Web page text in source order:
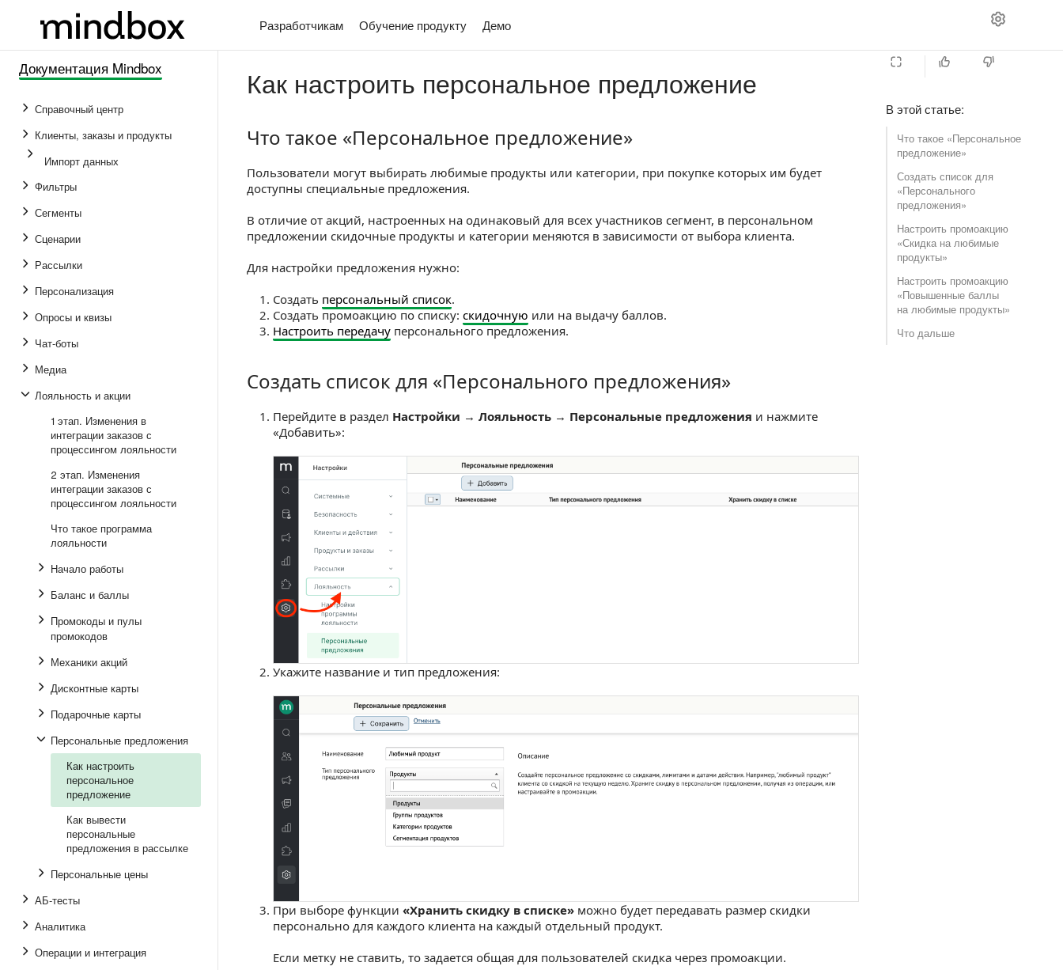
Разработчикам Обучение продукту Демо
Документация Mindbox
Справочный центр
Клиенты, заказы и продукты
Импорт данных
Фильтры
Сегменты
Сценарии
Рассылки
Персонализация
Опросы и квизы
Чат-боты
Медиа
Лояльность и акции
1 этап. Изменения в
интеграции заказов с
процессингом лояльности
2 этап. Изменения
интеграции заказов с
процессингом лояльности
Что такое программа
лояльности
Начало работы
Баланс и баллы
Промокоды и пулы
промокодов
Механики акций
Дисконтные карты
Подарочные карты
Персональные предложения
Как настроить
персональное
предложение
Как вывести
персональные
предложения в рассылке
Персональные цены
АБ-тесты
Аналитика
Операции и интеграция
В этой статье:
Что такое «Персональное
предложение»
Создать список для
«Персонального
предложения»
Настроить промоакцию
«Скидка на любимые
продукты»
Настроить промоакцию
«Повышенные баллы
на любимые продукты»
Что дальше
Как настроить персональное предложение
Что такое «Персональное предложение»
Что такое «Персональное предложение»
Пользователи могут выбирать любимые продукты или категории, при покупке которых им будет
доступны специальные предложения.
В отличие от акций, настроенных на одинаковый для всех участников сегмент, в персональном
предложении скидочные продукты и категории меняются в зависимости от выбора клиента.
Для настройки предложения нужно:
Создать персональный список.
Создать промоакцию по списку: скидочную или на выдачу баллов.
Настроить передачу персонального предложения.
Создать список для «Персонального предложения»
Создать список для «Персонального предложения»
Перейдите в раздел Настройки → Лояльность → Персональные предложения и нажмите
«Добавить»:
Укажите название и тип предложения:
При выборе функции «Хранить скидку в списке» можно будет передавать размер скидки
персонально для каждого клиента на каждый отдельный продукт.
Если метку не ставить, то задается общая для пользователей скидка через промоакции.